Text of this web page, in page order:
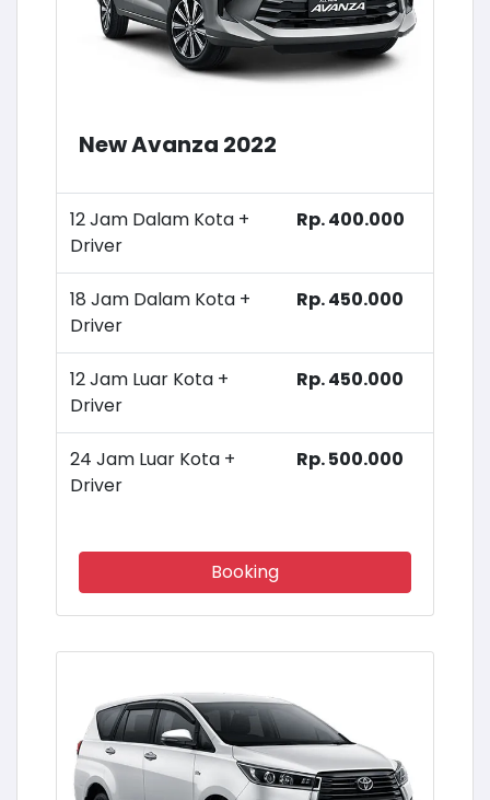
New Avanza 2022
12 Jam Dalam Kota +
Driver
Rp. 400.000
18 Jam Dalam Kota +
Driver
Rp. 450.000
12 Jam Luar Kota +
Driver
Rp. 450.000
24 Jam Luar Kota +
Driver
Rp. 500.000
Booking